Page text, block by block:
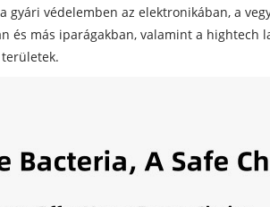
gyári védelemben az elektronikában, a
és más iparágakban, valamint a
területek.